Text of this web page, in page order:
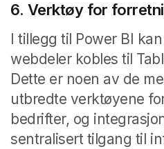
6. Verktøy for
I tillegg til Power BI
webdeler kobles til
Dette er noen av de
utbredte verktøyene
bedrifter, og
sentralisert tilgang til